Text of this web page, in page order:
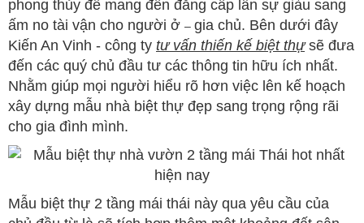
phong thủy để mang đến đẳng cấp lẫn sự giàu sang
ấm no tài vận cho người ở – gia chủ. Bên dưới đây
Kiến An Vinh - công ty tư vấn thiến kế biệt thựsẽ đưa
đến các quý chủ đầu tư các thông tin hữu ích nhất.
Nhằm giúp mọi người hiểu rõ hơn việc lên kế hoạch
xây dựng mẫu nhà biệt thự đẹp sang trọng rộng rãi
cho gia đình mình.
Mẫu biệt thự 2 tầng mái thái này qua yêu cầu của